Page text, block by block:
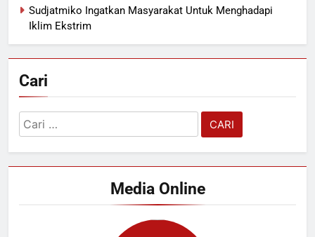
Sudjatmiko Ingatkan Masyarakat Untuk Menghadapi
Iklim Ekstrim
Cari
Cari
untuk:
Media Online